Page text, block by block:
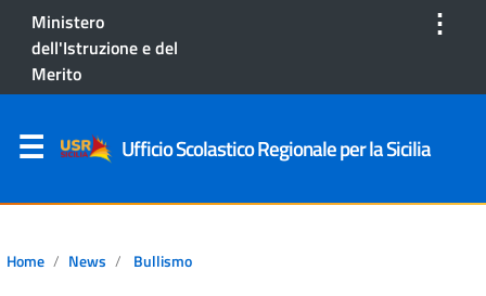
Ministero
dell'Istruzione e del
Merito
⋮
Ufficio Scolastico Regionale per la Sicilia
Home News Bullismo